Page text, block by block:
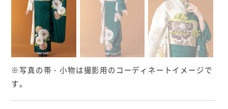
※写真の帯・小物は撮影用のコーディネートイメージで
す。